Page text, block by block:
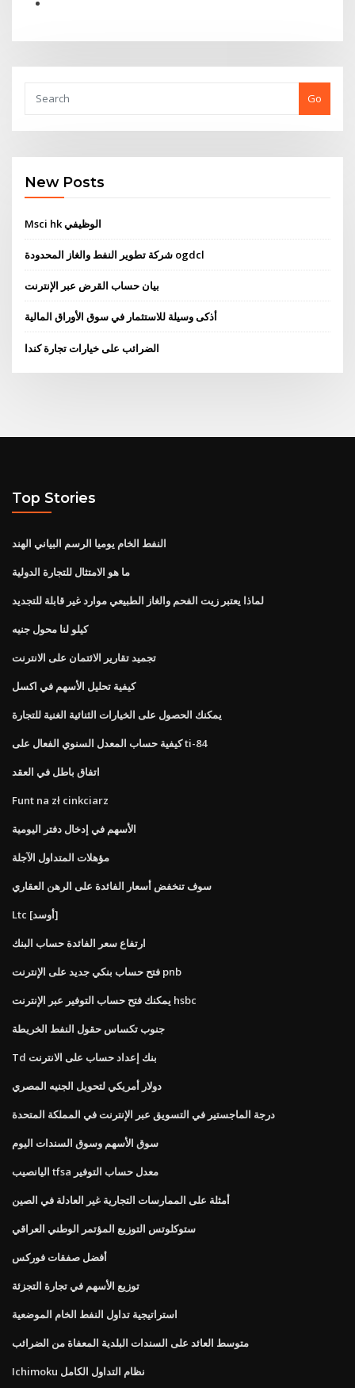
Go
New Posts
Msci hk الوظيفي
شركة تطوير النفط والغاز المحدودة ogdcl
بيان حساب القرض عبر الإنترنت
أذكى وسيلة للاستثمار في سوق الأوراق المالية
الضرائب على خيارات تجارة كندا
Top Stories
النفط الخام يوميا الرسم البياني الهند
ما هو الامتثال للتجارة الدولية
لماذا يعتبر زيت الفحم والغاز الطبيعي موارد غير قابلة للتجديد
كيلو لنا محول جنيه
تجميد تقارير الائتمان على الانترنت
كيفية تحليل الأسهم في اكسل
يمكنك الحصول على الخيارات الثنائية الغنية للتجارة
كيفية حساب المعدل السنوي الفعال على ti-84
اتفاق باطل في العقد
Funt na zł cinkciarz
الأسهم في إدخال دفتر اليومية
مؤهلات المتداول الآجلة
سوف تنخفض أسعار الفائدة على الرهن العقاري
Ltc [أوسد]
ارتفاع سعر الفائدة حساب البنك
فتح حساب بنكي جديد على الإنترنت pnb
يمكنك فتح حساب التوفير عبر الإنترنت hsbc
جنوب تكساس حقول النفط الخريطة
Td بنك إعداد حساب على الانترنت
دولار أمريكي لتحويل الجنيه المصري
درجة الماجستير في التسويق عبر الإنترنت في المملكة المتحدة
سوق الأسهم وسوق السندات اليوم
اليانصيب tfsa معدل حساب التوفير
أمثلة على الممارسات التجارية غير العادلة في الصين
ستوكلوتس التوزيع المؤتمر الوطني العراقي
أفضل صفقات فوركس
توزيع الأسهم في تجارة التجزئة
استراتيجية تداول النفط الخام الموضعية
متوسط ​​العائد على السندات البلدية المعفاة من الضرائب
Ichimoku نظام التداول الكامل